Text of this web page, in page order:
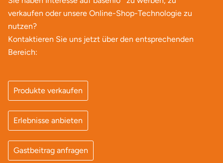
verkaufen oder unsere Online-Shop-Technologie zu
nutzen?
Kontaktieren Sie uns jetzt über den entsprechenden
Bereich:
Produkte verkaufen
Erlebnisse anbieten
Gastbeitrag anfragen
Pforzheim
Pirna
Plön
Potsdam